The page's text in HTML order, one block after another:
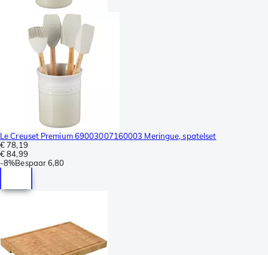
Le Creuset Premium 69003007160003 Meringue, spatelset
€ 78,19
€ 84,99
-8%Bespaar6,80